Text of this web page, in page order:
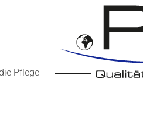
Pflege